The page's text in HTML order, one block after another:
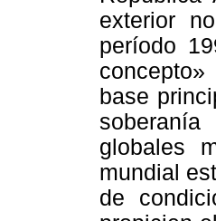
exterior
período
base
globales
mundial
de